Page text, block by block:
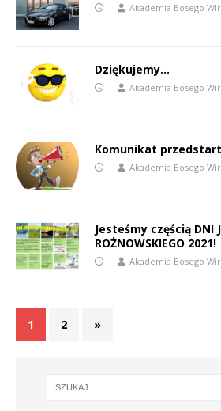
Akademia Bosego
Dziękujemy…
Akademia Bosego
Komunikat
Akademia Bosego
Jesteśmy częścią DNI
ROŻNOWSKIEGO 2021!
Akademia Bosego
1 2 »